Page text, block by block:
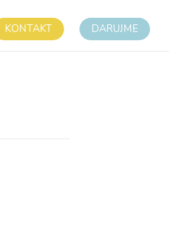
KONTAKT DARUJME